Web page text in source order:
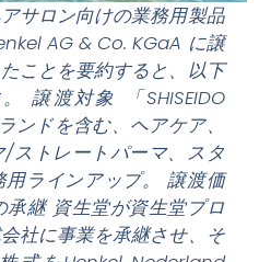
サロン向けの業務用製品
AG & Co. KGaA に譲
ことを要約すると、以下
譲渡対象 「SHISEIDO
ンドを含む、ヘアケア、
ストレートパーマ、スタ
ラインアップ。 譲渡価
承継 資生堂が資生堂プロ
社に事業を承継させ、そ